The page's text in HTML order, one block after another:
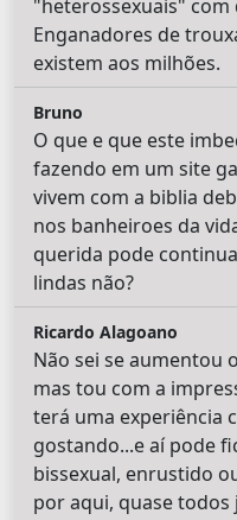
"heterossexuais" com
Enganadores de
existem aos milhões.
Bruno
O que e que este
fazendo em um site
vivem com a biblia
nos banheiroes da
querida pode
lindas não?
Ricardo Alagoano
Não sei se aumentou
mas tou com a
terá uma experiência
gostando...e aí pode
bissexual, enrustido
por aqui, quase